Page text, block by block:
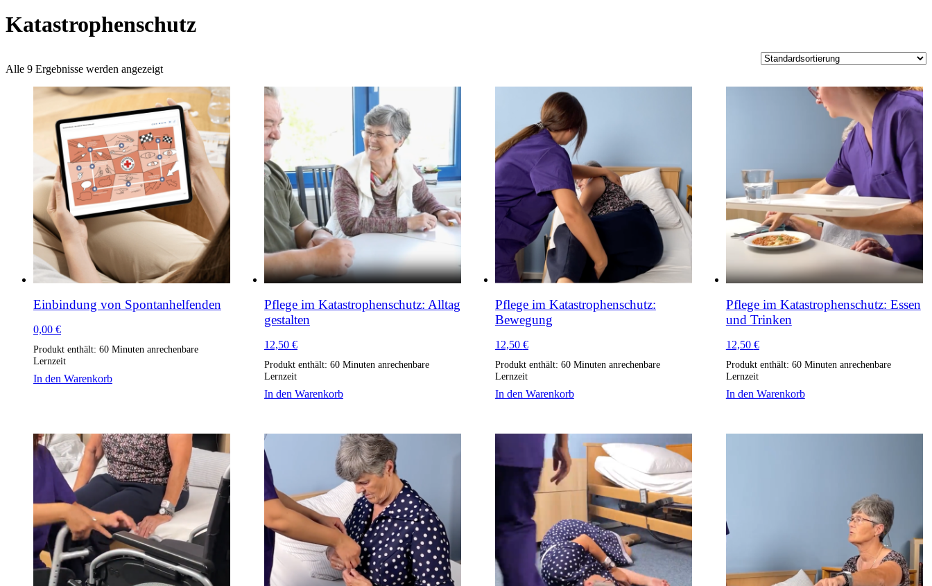
Katastrophenschutz
Alle 9 Ergebnisse werden angezeigt
Einbindung von Spontanhelfenden
0,00 €
Produkt enthält: 60 Minuten anrechenbare
Lernzeit
In den Warenkorb
Pflege im Katastrophenschutz: Alltag
gestalten
12,50 €
Produkt enthält: 60 Minuten anrechenbare
Lernzeit
In den Warenkorb
Pflege im Katastrophenschutz:
Bewegung
12,50 €
Produkt enthält: 60 Minuten anrechenbare
Lernzeit
In den Warenkorb
Pflege im Katastrophenschutz: Essen
und Trinken
12,50 €
Produkt enthält: 60 Minuten anrechenbare
Lernzeit
In den Warenkorb